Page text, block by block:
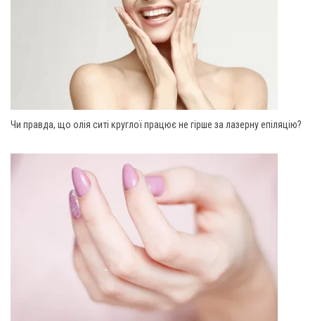
Чи правда, що олія ситі круглої працює не гірше за лазерну епіляцію?